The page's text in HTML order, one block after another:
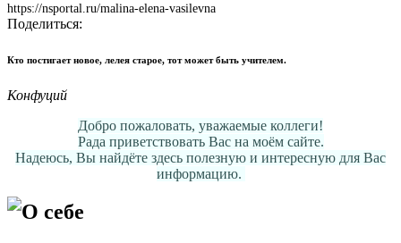
https://nsportal.ru/malina-elena-vasilevna
Поделиться:
Кто постигает новое, лелея старое, тот может быть учителем.
Конфуций
Добро пожаловать, уважаемые коллеги!
Рада приветствовать Вас на моём сайте.
Надеюсь, Вы найдёте здесь полезную и интересную для Вас
информацию.
О себе